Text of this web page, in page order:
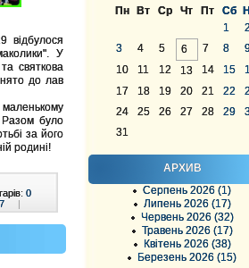
Пн
Вт Ср Чт Пт Сб
1
3
4 5 6 7 8
10
11 12 13 14 15
17
18 19 20 21 22
24
25 26 27 28 29
31
АРХИВ
Серпень 2026 (1)
Липень 2026 (17)
Червень 2026 (32)
Травень 2026 (17)
Квітень 2026 (38)
Березень 2026 (15)
У
святкова
до лав
було
за його
родині!
0
|